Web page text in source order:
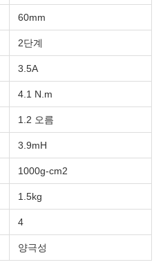
60mm
2단계
3.5A
4.1 N.m
1.2 오름
3.9mH
1000g-cm2
1.5kg
4
양극성